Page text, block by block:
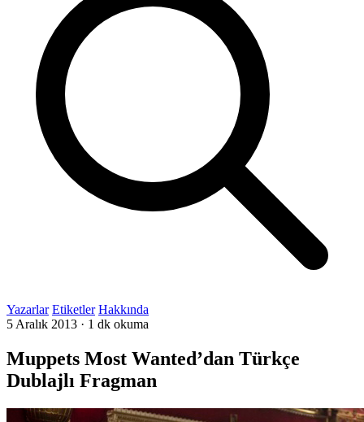
Yazarlar Etiketler Hakkında
5 Aralık 2013 · 1 dk okuma
Muppets Most Wanted’dan Türkçe
Dublajlı Fragman